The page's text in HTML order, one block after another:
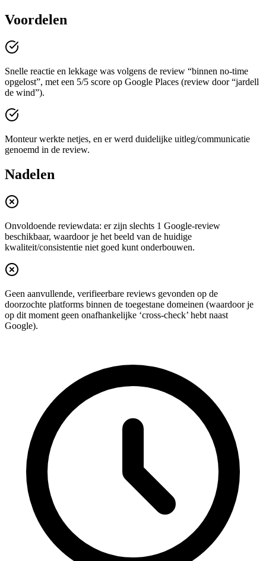
Voordelen
Snelle reactie en lekkage was volgens de review “binnen no-time
opgelost”, met een 5/5 score op Google Places (review door “jardell
de wind”).
Monteur werkte netjes, en er werd duidelijke uitleg/communicatie
genoemd in de review.
Nadelen
Onvoldoende reviewdata: er zijn slechts 1 Google-review
beschikbaar, waardoor je het beeld van de huidige
kwaliteit/consistentie niet goed kunt onderbouwen.
Geen aanvullende, verifieerbare reviews gevonden op de
doorzochte platforms binnen de toegestane domeinen (waardoor je
op dit moment geen onafhankelijke ‘cross-check’ hebt naast
Google).